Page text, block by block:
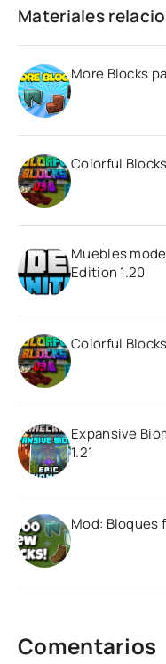
Materiales
More Blocks
Muebles
Edition 1.20
Colorful
Expansive
1.21
Mod: Bloques
Comentarios